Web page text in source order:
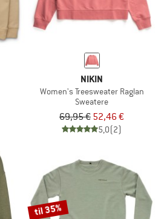
NIKIN
Women's Treesweater Raglan
Sweatere
69,95 € 52,46 €
5,0(2)
til 35%